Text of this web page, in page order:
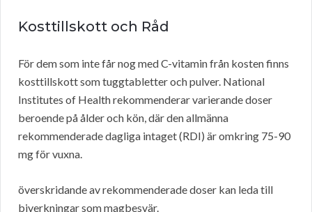
Kosttillskott och Råd
För dem som inte får nog med C-vitamin från kosten finns
kosttillskott som tuggtabletter och pulver. National
Institutes of Health rekommenderar varierande doser
beroende på ålder och kön, där den allmänna
rekommenderade dagliga intaget (RDI) är omkring 75-90
mg för vuxna.
överskridande av rekommenderade doser kan leda till
biverkningar som magbesvär.